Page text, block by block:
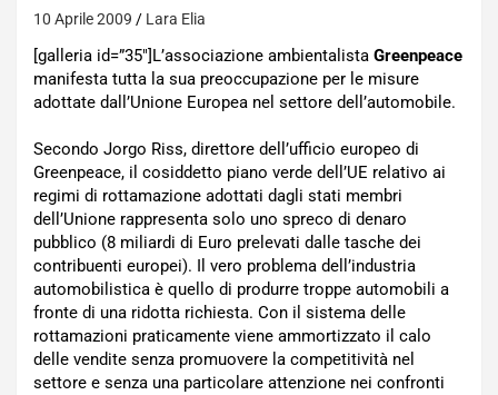
10 Aprile 2009 Lara Elia
[galleria id=”35″]L’associazione ambientalista Greenpeace
manifesta tutta la sua preoccupazione per le misure
adottate dall’Unione Europea nel settore dell’automobile.
Secondo Jorgo Riss, direttore dell’ufficio europeo di
Greenpeace, il cosiddetto piano verde dell’UE relativo ai
regimi di rottamazione adottati dagli stati membri
dell’Unione rappresenta solo uno spreco di denaro
pubblico (8 miliardi di Euro prelevati dalle tasche dei
contribuenti europei). Il vero problema dell’industria
automobilistica è quello di produrre troppe automobili a
fronte di una ridotta richiesta. Con il sistema delle
rottamazioni praticamente viene ammortizzato il calo
delle vendite senza promuovere la competitività nel
settore e senza una particolare attenzione nei confronti